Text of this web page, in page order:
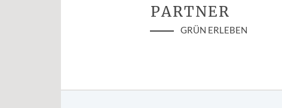
PARTNER
GRÜN ERLEBEN